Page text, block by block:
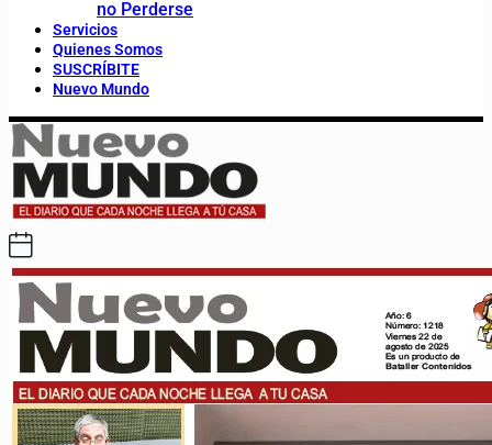
no Perderse
Servicios
Quienes Somos
SUSCRÍBITE
Nuevo Mundo